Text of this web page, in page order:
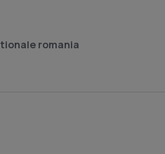
romania